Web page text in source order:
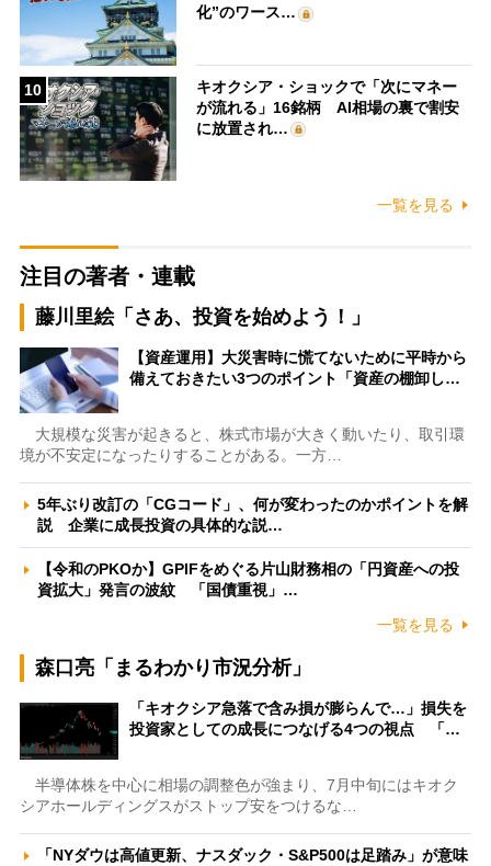
化”のワース…
10
キオクシア・ショックで「次にマネー
が流れる」16銘柄 AI相場の裏で割安
に放置され…
一覧を見る
注目の著者・連載
藤川里絵「さあ、投資を始めよう！」
【資産運用】大災害時に慌てないために平時から
備えておきたい3つのポイント「資産の棚卸し…
大規模な災害が起きると、株式市場が大きく動いたり、取引環
境が不安定になったりすることがある。一方…
5年ぶり改訂の「CGコード」、何が変わったのかポイントを解
説 企業に成長投資の具体的な説…
【令和のPKOか】GPIFをめぐる片山財務相の「円資産への投
資拡大」発言の波紋 「国債重視」…
一覧を見る
森口亮「まるわかり市況分析」
「キオクシア急落で含み損が膨らんで…」損失を
投資家としての成長につなげる4つの視点 「…
半導体株を中心に相場の調整色が強まり、7月中旬にはキオク
シアホールディングスがストップ安をつけるな…
「NYダウは高値更新、ナスダック・S&P500は足踏み」が意味